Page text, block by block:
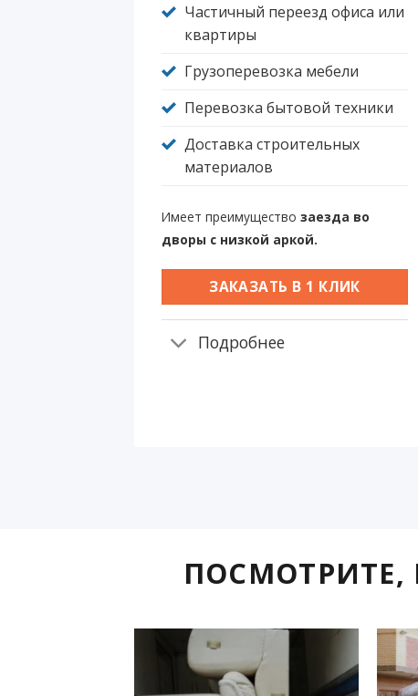
Частичный переезд офиса или
квартиры
Грузоперевозка мебели
Перевозка бытовой техники
Доставка строительных
материалов
Имеет преимуществозаезда во
дворы с низкой аркой.
ЗАКАЗАТЬ В 1 КЛИК
Подробнее